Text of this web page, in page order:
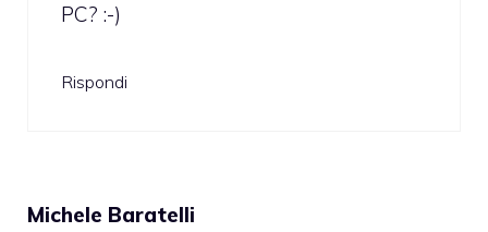
PC? :-)
Rispondi
Michele Baratelli